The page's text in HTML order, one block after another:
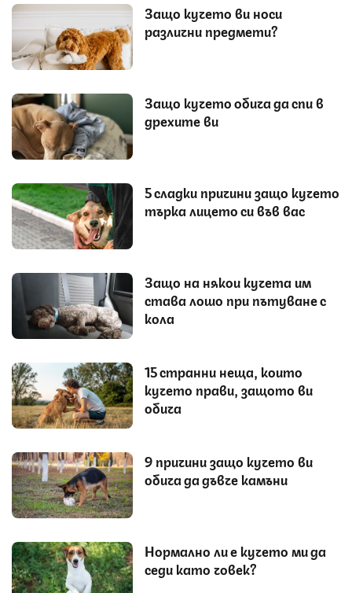
Защо кучето ви носи
различни предмети?
Защо кучето обича да спи в
дрехите ви
5 сладки причини защо кучето
търка лицето си във вас
Защо на някои кучета им
става лошо при пътуване с
кола
15 странни неща, които
кучето прави, защото ви
обича
9 причини защо кучето ви
обича да дъвче камъни
Нормално ли е кучето ми да
седи като човек?